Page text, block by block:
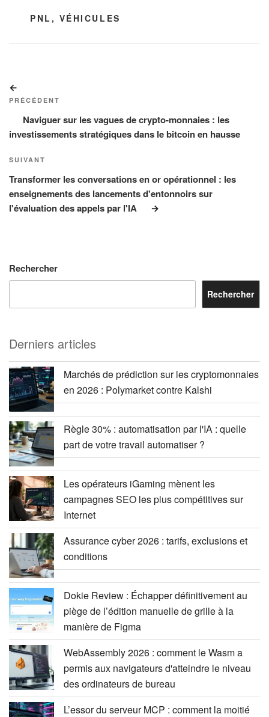
ÉTIQUETTES
PNL , VÉHICULES
de
l’article
précédent
PRÉCÉDENT
Naviguer sur les vagues de crypto-monnaies : les
investissements stratégiques dans le bitcoin en hausse
Article
suivant
SUIVANT
Transformer les conversations en or opérationnel : les
enseignements des lancements d'entonnoirs sur
l'évaluation des appels par l'IA
Rechercher
Rechercher
Derniers articles
Marchés de prédiction sur les cryptomonnaies
en 2026 : Polymarket contre Kalshi
Règle 30% : automatisation par l'IA : quelle
part de votre travail automatiser ?
Les opérateurs iGaming mènent les
campagnes SEO les plus compétitives sur
Internet
Assurance cyber 2026 : tarifs, exclusions et
conditions
Dokie Review : Échapper définitivement au
piège de l’édition manuelle de grille à la
manière de Figma
WebAssembly 2026 : comment le Wasm a
permis aux navigateurs d'atteindre le niveau
des ordinateurs de bureau
L’essor du serveur MCP : comment la moitié